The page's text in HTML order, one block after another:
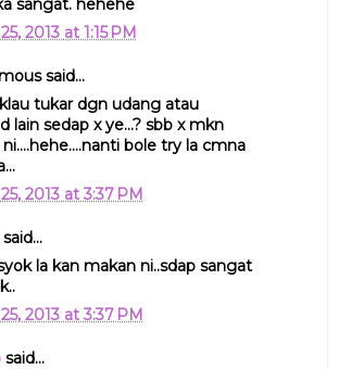
sangat. hehehe
2013 at 1:15 PM
said...
tukar dgn udang atau
lain sedap x ye...? sbb x mkn
bole try la cmna
2013 at 3:37 PM
la kan makan ni..sdap sangat
2013 at 3:37 PM
said...